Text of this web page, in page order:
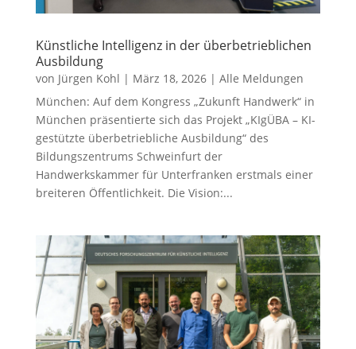
Künstliche Intelligenz in der überbetrieblichen
Ausbildung
von Jürgen Kohl | März 18, 2026| Alle Meldungen
München: Auf dem Kongress „Zukunft Handwerk“ in
München präsentierte sich das Projekt „KIgÜBA – KI-
gestützte überbetriebliche Ausbildung“ des
Bildungszentrums Schweinfurt der
Handwerkskammer für Unterfranken erstmals einer
breiteren Öffentlichkeit. Die Vision:...